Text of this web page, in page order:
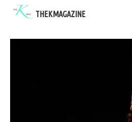
THEKMAGAZINE